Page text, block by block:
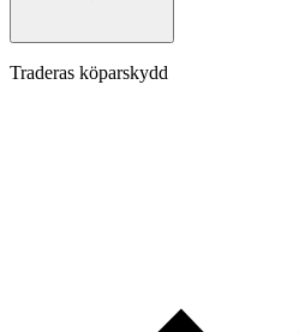
Traderas köparskydd